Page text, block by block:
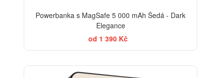
Powerbanka s MagSafe 5 000 mAh Šedá - Dark
Elegance
od 1 390 Kč